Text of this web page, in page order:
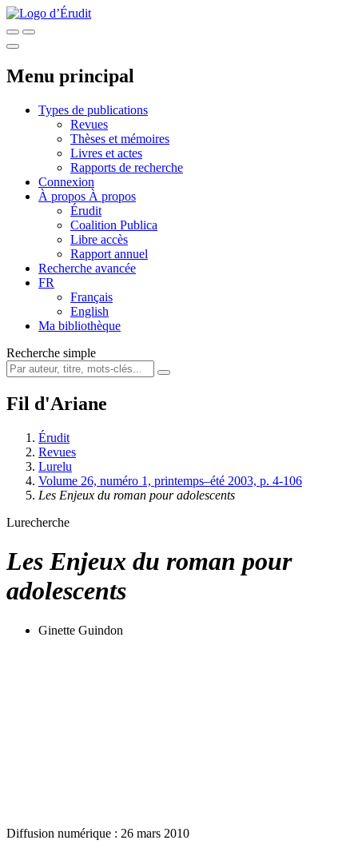
Menu principal
Types de publications
Revues
Thèses et mémoires
Livres et actes
Rapports de recherche
Connexion
À propos À propos
Érudit
Coalition Publica
Libre accès
Rapport annuel
Recherche avancée
FR
Français
English
Ma bibliothèque
Recherche simple
Fil d'Ariane
Érudit
Revues
Lurelu
Volume 26, numéro 1, printemps–été 2003, p. 4-106
Les Enjeux du roman pour adolescents
Lurecherche
Les Enjeux du roman pour
adolescents
Ginette Guindon
Diffusion numérique : 26 mars 2010